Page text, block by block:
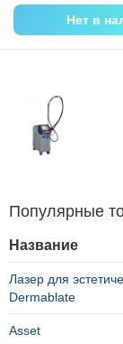
Нет в
Популярные
Название
Лазер для
Dermablate
Asset